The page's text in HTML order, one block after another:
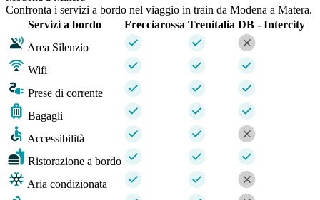
Confronta i servizi a bordo nel viaggio in train da Modena a Matera.
Servizi a bordo
Frecciarossa Trenitalia DB - Intercity
Area Silenzio
Wifi
Prese di corrente
Bagagli
Accessibilità
Ristorazione a bordo
Aria condizionata